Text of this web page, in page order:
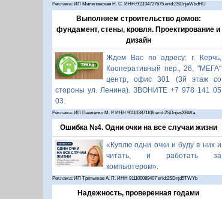
Реклама: ИП Миляновская Н. С. ИНН:911104727675 erid:2SDnjeWbdHU
Выполняем строительство домов:
фундамент, стены, кровля. Проектирование и
дизайн
Ждем Вас по адресу: г. Керчь,
Кооперативный пер., 26, "МЕГА"
центр, офис 301 (3й этаж со
стороны ул. Ленина). ЗВОНИТЕ +7 978 141 05
03.
Реклама: ИП Павленко М. Р. ИНН 911103871108 erid:2SDnjesXBWa
Ошибка №4. Одни очки на все случаи жизни
«Куплю одни очки и буду в них и
читать, и работать за
компьютером».
Реклама: ИП Третьяков А. П. ИНН 911100089407 erid:2SDnjd5TWYb
Надежность, проверенная годами